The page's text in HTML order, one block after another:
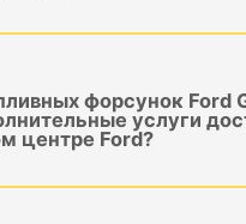
форсунок Ford
услуги
центре Ford?